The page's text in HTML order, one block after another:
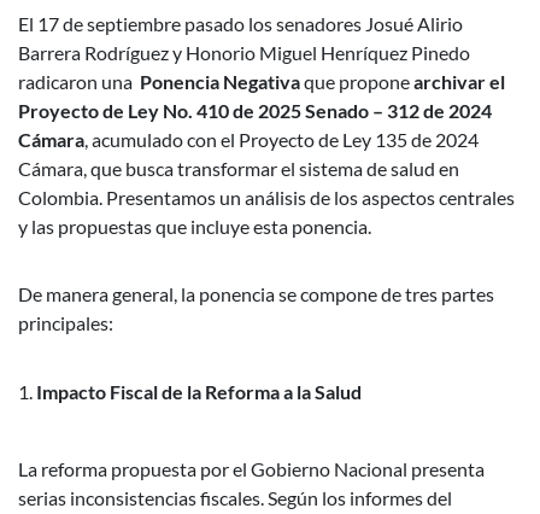
El 17 de septiembre pasado los senadores Josué Alirio
Barrera Rodríguez y Honorio Miguel Henríquez Pinedo
radicaron una Ponencia Negativaque proponearchivar el
Proyecto de Ley No. 410 de 2025 Senado – 312 de 2024
Cámara, acumulado con el Proyecto de Ley 135 de 2024
Cámara, que busca transformar el sistema de salud en
Colombia. Presentamos un análisis de los aspectos centrales
y las propuestas que incluye esta ponencia.
De manera general, la ponencia se compone de tres partes
principales:
Impacto Fiscal de la Reforma a la Salud
La reforma propuesta por el Gobierno Nacional presenta
serias inconsistencias fiscales. Según los informes del